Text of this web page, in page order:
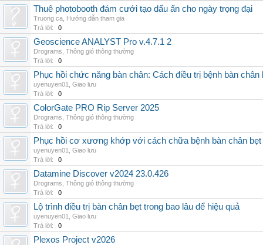
Thuê photobooth đám cưới tạo dấu ấn cho ngày trọng đại
Truong ca Hướng dẫn tham gia
Trả lời:
0
Geoscience ANALYST Pro v.4.7.1 2
Drograms Thông gió thông thường
Trả lời:
0
Phục hồi chức năng bàn chân: Cách điều trị bệnh bàn chân
uyenuyen01
Giao lưu
Trả lời:
0
ColorGate PRO Rip Server 2025
Drograms Thông gió thông thường
Trả lời:
0
Phục hồi cơ xương khớp với cách chữa bệnh bàn chân bẹt
uyenuyen01
Giao lưu
Trả lời:
0
Datamine Discover v2024 23.0.426
Drograms Thông gió thông thường
Trả lời:
0
Lộ trình điều trị bàn chân bẹt trong bao lâu để hiệu quả
uyenuyen01
Giao lưu
Trả lời:
0
Plexos Project v2026